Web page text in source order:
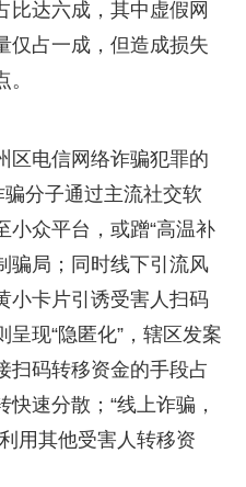
比达六成，其中虚假网
仅占一成，但造成损失
区电信网络诈骗犯罪的
骗分子通过主流社交软
小众平台，或蹭“高温补
骗局；同时线下引流风
小卡片引诱受害人扫码
现“隐匿化”，辖区发案
扫码转移资金的手段占
速分散；“线上诈骗，
用其他受害人转移资